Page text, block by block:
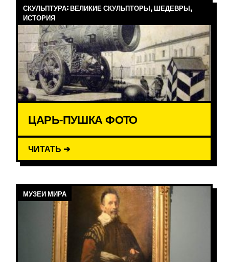
СКУЛЬПТУРА: ВЕЛИКИЕ СКУЛЬПТОРЫ, ШЕДЕВРЫ,
ИСТОРИЯ
ЦАРЬ-ПУШКА ФОТО
ЧИТАТЬ ➔
МУЗЕИ МИРА